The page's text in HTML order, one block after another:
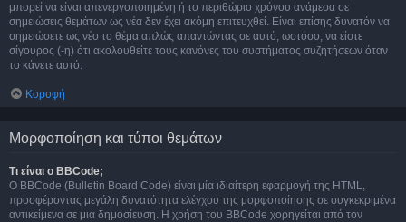
μπορεί να είναι απενεργοποιημένη ή το περιθώριο χρόνου ανάμεσα σε
σημειώσεις θεμάτων ως νέα δεν έχει ακόμη επιτευχθεί. Είναι επίσης δυνατόν να
σημειώσετε ως νέο το θέμα απλώς απαντώντας σε αυτό, ωστόσο, να είστε
σίγουρος (-η) ότι ακολουθείτε τους κανόνες του συστήματος συζητήσεων όταν
το κάνετε αυτό.
Κορυφή
Μορφοποίηση και τύποι θεμάτων
Τι είναι ο BBCode;
Ο BBCode (Bulletin Board Code) είναι μία ιδιαίτερη εφαρμογή της HTML,
προσφέροντας μεγάλη δυνατότητα ελέγχου της μορφοποίησης σε συγκεκριμένα
αντικείμενα σε μια δημοσίευση. Η χρήση του BBCode χορηγείται από τον